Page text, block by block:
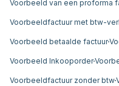
Voorbeeld van een proforma
Voorbeeldfactuur met btw-
Voorbeeld betaalde factuur
Voorbeeld Inkooporder
Voorbeeldfactuur zonder btw